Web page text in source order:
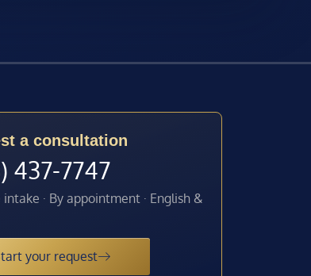
a consultation
437-7747
· By appointment · English &
your request